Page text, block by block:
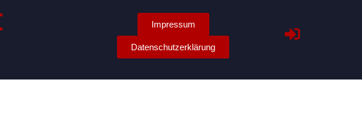
Impressum
Datenschutzerklärung